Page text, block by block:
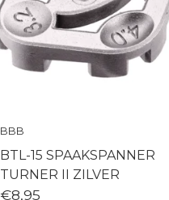
BBB
BTL-15 SPAAKSPANNER
TURNER II ZILVER
€8,95